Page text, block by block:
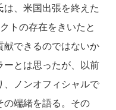
は、米国出張を終えた
トの存在をきいたと
できるのではないか
ーとは思ったが、以前
ノンオフィシャルで
の端緒を語る。その